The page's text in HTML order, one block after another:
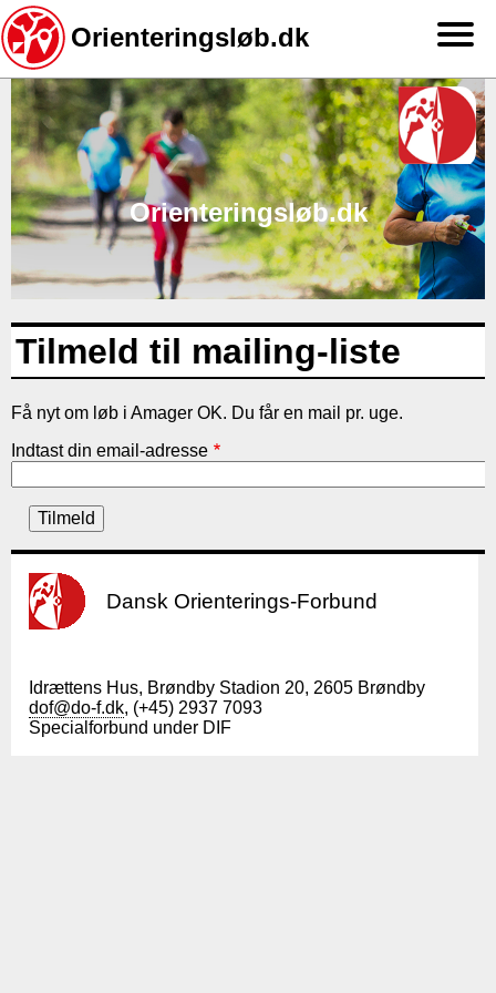
Gå
til
hovedindhold
Orienteringsløb.dk
Orienteringsløb.dk
Tilmeld til mailing-liste
Få nyt om løb i Amager OK. Du får en mail pr. uge.
Indtast din email-adresse
Dansk Orienterings-Forbund
Idrættens Hus, Brøndby Stadion 20, 2605 Brøndby
dof@do-f.dk, (+45) 2937 7093
Specialforbund under DIF